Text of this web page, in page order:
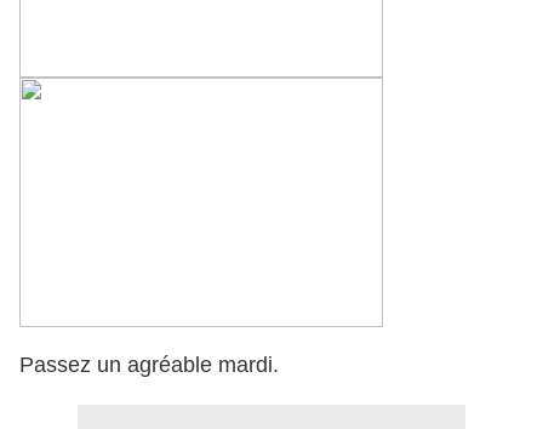
Passez un agréable mardi.